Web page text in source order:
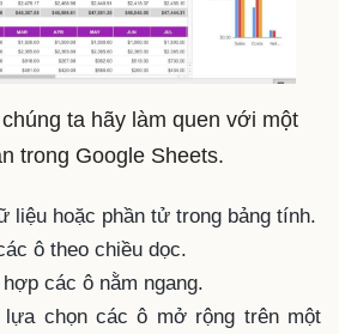
ta hãy làm quen với một
trong Google Sheets.
liệu hoặc phần tử trong bảng tính.
ô theo chiều dọc.
các ô nằm ngang.
lựa chọn các ô mở rộng trên một